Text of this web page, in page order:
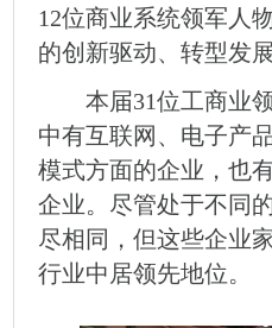
12位商业系统领军人
的创新驱动、转型发
本届31位工商业领
中有互联网、电子产
模式方面的企业，也
企业。尽管处于不同
尽相同，但这些企业
行业中居领先地位。